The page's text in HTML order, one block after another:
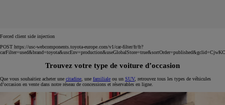
Forced client side injection
POST https://usc-webcomponents.toyota-europe.com/v1/car-filter/fr/fr?
Trouvez votre type de voiture d’occasion
Que vous souhaitiez acheter une citadine , une familiale ou un SUV, retrouvez tous les types de véhicules
d’occasion en vente dans notre réseau de concessions et réservables en ligne.